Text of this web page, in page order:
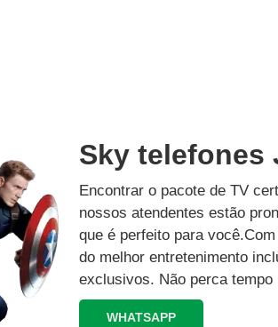
Sky telefones
Encontrar o pacote de TV
nossos atendentes estão
que é perfeito para
do melhor entretenimento
exclusivos.‍ Não perca
WHATSAPP